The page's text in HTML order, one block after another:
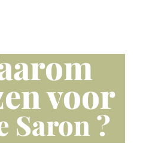
voor
Saron ?